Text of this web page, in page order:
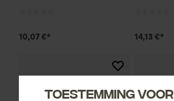
10,07 €* 14,13 €*
Toestemming voor